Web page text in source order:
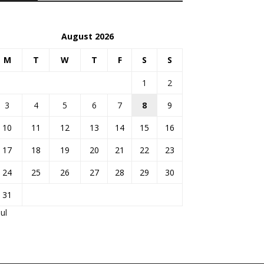
August 2026
M T W T F S S
1
2
3
4 5 6 7 8
9
10
11 12 13 14 15
16
17
18 19 20 21 22
23
24
25 26 27 28 29
30
31